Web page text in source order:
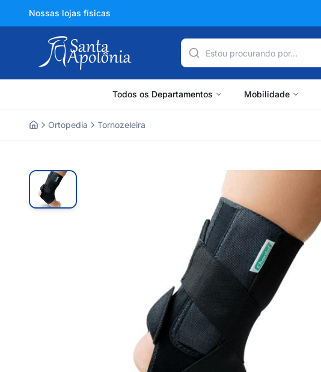
Nossas lojas físicas
Todos os Departamentos Mobilidade
Ortopedia Tornozeleira